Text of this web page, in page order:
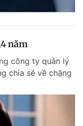
năm
công ty quản lý
chia sẻ về chặng